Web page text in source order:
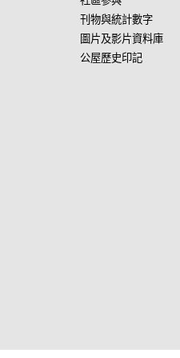
刊物與統計數字
圖片及影片資料庫
公屋歷史印記